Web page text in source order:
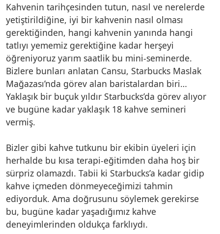
Kahvenin tarihçesinden tutun, nasıl ve nerelerde
yetiştirildiğine, iyi bir kahvenin nasıl olması
gerektiğinden, hangi kahvenin yanında hangi
tatlıyı yememiz gerektiğine kadar herşeyi
öğreniyoruz yarım saatlik bu mini-seminerde.
Bizlere bunları anlatan Cansu, Starbucks Maslak
Mağazası’nda görev alan baristalardan biri…
Yaklaşık bir buçuk yıldır Starbucks’da görev alıyor
ve bugüne kadar yaklaşık 18 kahve semineri
vermiş.
Bizler gibi kahve tutkunu bir ekibin üyeleri için
herhalde bu kısa terapi-eğitimden daha hoş bir
sürpriz olamazdı. Tabii ki Starbucks’a kadar gidip
kahve içmeden dönmeyeceğimizi tahmin
ediyorduk. Ama doğrusunu söylemek gerekirse
bu, bugüne kadar yaşadığımız kahve
deneyimlerinden oldukça farklıydı.